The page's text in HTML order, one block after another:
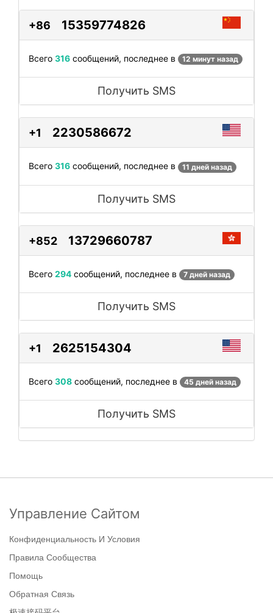
+86 15359774826
Всего 316 сообщений, последнее в 12 минут назад
Получить SMS
+1 2230586672
Всего 316 сообщений, последнее в 11 дней назад
Получить SMS
+852 13729660787
Всего 294 сообщений, последнее в 7 дней назад
Получить SMS
+1 2625154304
Всего 308 сообщений, последнее в 45 дней назад
Получить SMS
Управление Сайтом
Конфиденциальность И Условия
Правила Сообщества
Помощь
Обратная Связь